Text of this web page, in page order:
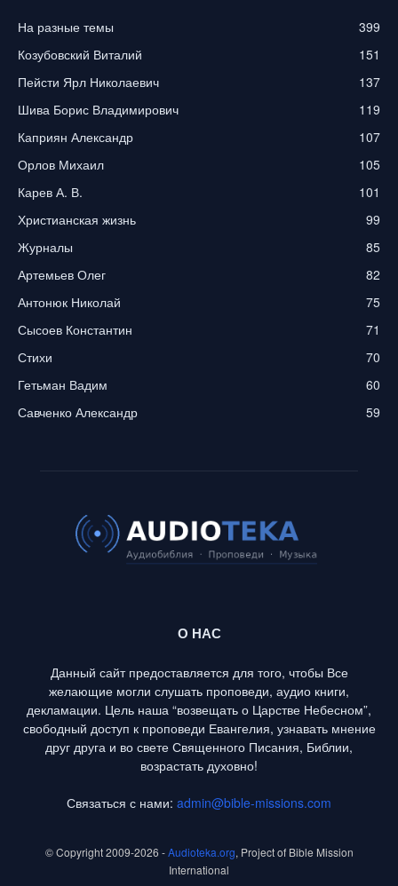
На разные темы
399
Козубовский Виталий
151
Пейсти Ярл Николаевич
137
Шива Борис Владимирович
119
Каприян Александр
107
Орлов Михаил
105
Карев А. В.
101
Христианская жизнь
99
Журналы
85
Артемьев Олег
82
Антонюк Николай
75
Сысоев Константин
71
Стихи
70
Гетьман Вадим
60
Савченко Александр
59
О НАС
Данный сайт предоставляется для того, чтобы Все
желающие могли слушать проповеди, аудио книги,
декламации. Цель наша “возвещать о Царстве Небесном”,
свободный доступ к проповеди Евангелия, узнавать мнение
друг друга и во свете Священного Писания, Библии,
возрастать духовно!
Связаться с нами: admin@bible-missions.com
© Copyright 2009-2026 -Audioteka.org, Project of Bible Mission
International